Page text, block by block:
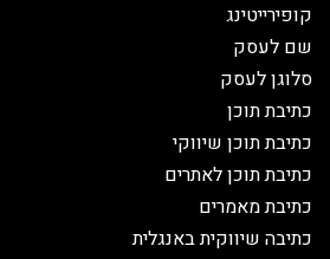
קופירייטינג
שם לעסק
סלוגן לעסק
כתיבת תוכן
כתיבת תוכן שיווקי
כתיבת תוכן לאתרים
כתיבת מאמרים
כתיבה שיווקית באנגלית